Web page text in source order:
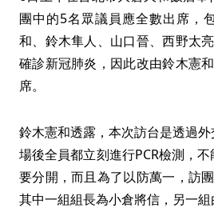
團中的5名眾議員應全數出席，
和、鈴木隼人、山口晉、西野太
確診新冠肺炎，因此改由鈴木憲
席。
鈴木憲和透露，本次訪台是透過
場後全員都立刻進行PCR檢測，
要分開，而且為了以防萬一，訪
其中一組組長為小倉將信，另一組